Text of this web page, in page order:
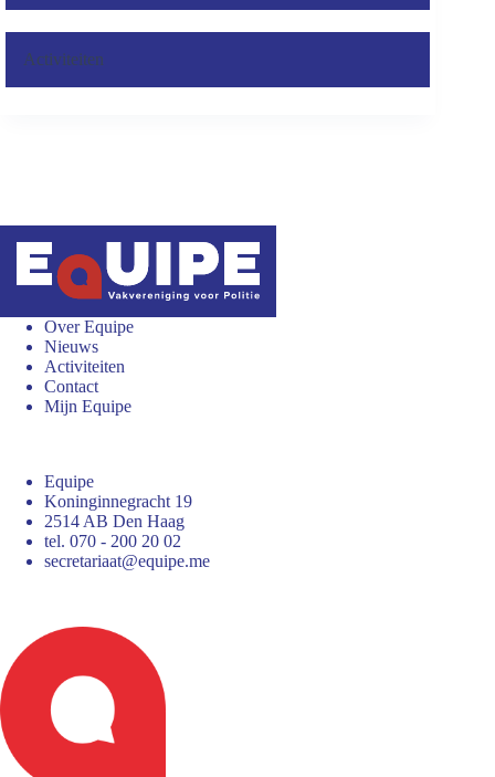
Activiteiten
Over Equipe
Nieuws
Activiteiten
Contact
Mijn Equipe
Equipe
Koninginnegracht 19
2514 AB Den Haag
tel. 070 - 200 20 02
secretariaat@equipe.me